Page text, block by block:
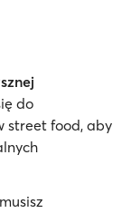
do
street food, aby